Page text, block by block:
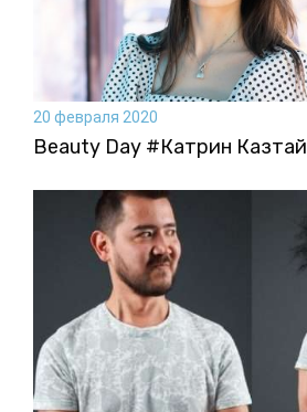
20 февраля 2020
Beauty Day #Катрин Казтай